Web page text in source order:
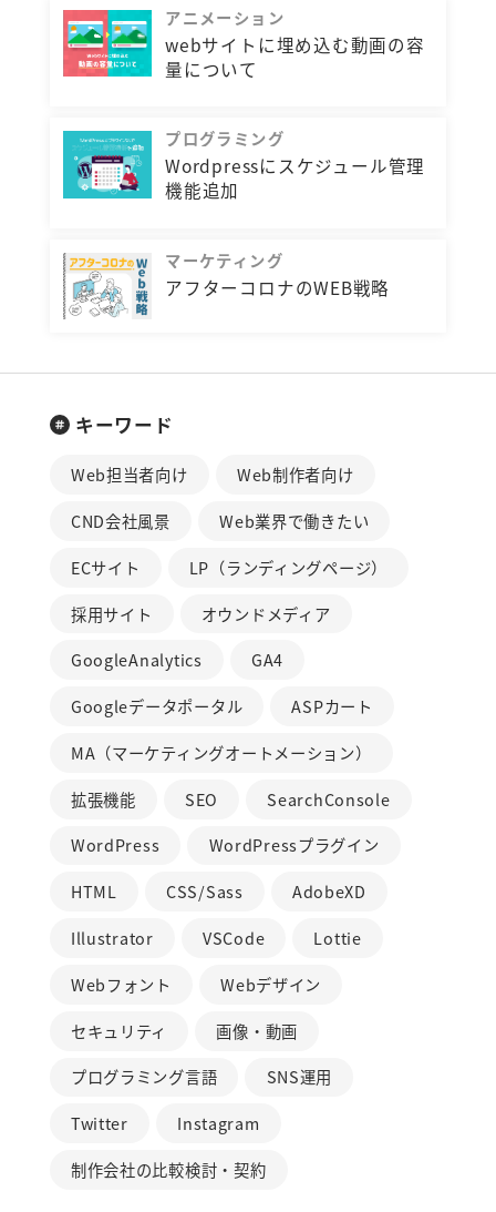
アニメーション
webサイトに埋め込む動画の容
量について
プログラミング
Wordpressにスケジュール管理
機能追加
マーケティング
アフターコロナのWEB戦略
キーワード
Web担当者向け
Web制作者向け
CND会社風景
Web業界で働きたい
ECサイト
LP（ランディングページ）
採用サイト
オウンドメディア
GoogleAnalytics
GA4
Googleデータポータル
ASPカート
MA（マーケティングオートメーション）
拡張機能
SEO
SearchConsole
WordPress
WordPressプラグイン
HTML
CSS/Sass
AdobeXD
Illustrator
VSCode
Lottie
Webフォント
Webデザイン
セキュリティ
画像・動画
プログラミング言語
SNS運用
Twitter
Instagram
制作会社の比較検討・契約